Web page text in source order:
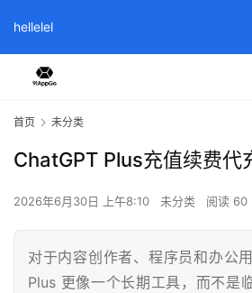
首页 未分类
ChatGPT Plus充值续费代
2026年6月30日 上午8:10 未分类 阅读 60
对于内容创作者、程序员和办公
Plus 更像一个长期工具，而不是
hellelel